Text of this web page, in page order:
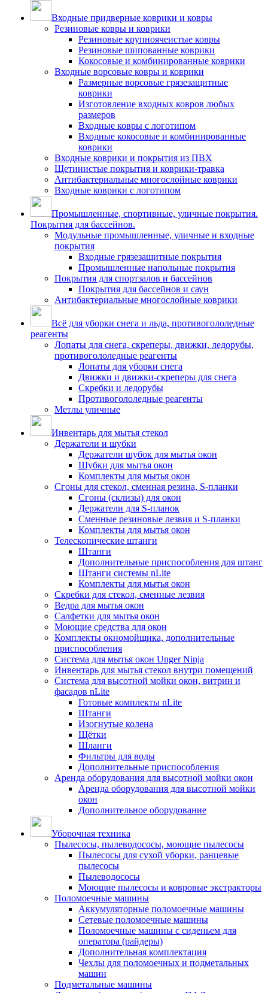
Входные придверные коврики и ковры
Резиновые ковры и коврики
Резиновые крупноячеистые ковры
Резиновые шипованные коврики
Кокосовые и комбинированные коврики
Входные ворсовые ковры и коврики
Размерные ворсовые грязезащитные
коврики
Изготовление входных ковров любых
размеров
Входные ковры с логотипом
Входные кокосовые и комбинированные
коврики
Входные коврики и покрытия из ПВХ
Щетинистые покрытия и коврики-травка
Антибактериальные многослойные коврики
Входные коврики с логотипом
Промышленные, спортивные, уличные покрытия.
Покрытия для бассейнов.
Модульные промышленные, уличные и входные
покрытия
Входные грязезащитные покрытия
Промышленные напольные покрытия
Покрытия для спортзалов и бассейнов
Покрытия для бассейнов и саун
Антибактериальные многослойные коврики
Всё для уборки снега и льда, противогололедные
реагенты
Лопаты для снега, скреперы, движки, ледорубы,
противогололедные реагенты
Лопаты для уборки снега
Движки и движки-скреперы для снега
Скребки и ледорубы
Противогололедные реагенты
Метлы уличные
Инвентарь для мытья стекол
Держатели и шубки
Держатели шубок для мытья окон
Шубки для мытья окон
Комплекты для мытья окон
Сгоны для стекол, сменная резина, S-планки
Сгоны (склизы) для окон
Держатели для S-планок
Сменные резиновые лезвия и S-планки
Комплекты для мытья окон
Телескопические штанги
Штанги
Дополнительные приспособления для штанг
Штанги системы nLite
Комплекты для мытья окон
Скребки для стекол, сменные лезвия
Ведра для мытья окон
Салфетки для мытья окон
Моющие средства для окон
Комплекты окномойщика, дополнительные
приспособления
Система для мытья окон Unger Ninja
Инвентарь для мытья стекол внутри помещений
Система для высотной мойки окон, витрин и
фасадов nLite
Готовые комплекты nLite
Штанги
Изогнутые колена
Щётки
Шланги
Фильтры для воды
Дополнительные приспособления
Аренда оборудования для высотной мойки окон
Аренда оборудования для высотной мойки
окон
Дополнительное оборудование
Уборочная техника
Пылесосы, пылеводососы, моющие пылесосы
Пылесосы для сухой уборки, ранцевые
пылесосы
Пылеводососы
Моющие пылесосы и ковровые экстракторы
Поломоечные машины
Аккумуляторные поломоечные машины
Сетевые поломоечные машины
Поломоечные машины с сиденьем для
оператора (райдеры)
Дополнительная комплектация
Чехлы для поломоечных и подметальных
машин
Подметальные машины